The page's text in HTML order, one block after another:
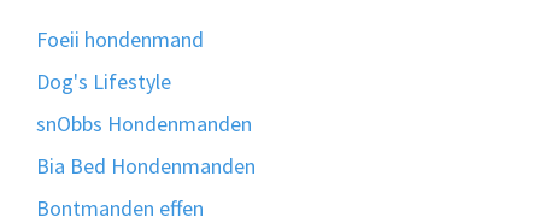
Foeii hondenmand
Dog's Lifestyle
snObbs Hondenmanden
Bia Bed Hondenmanden
Bontmanden effen